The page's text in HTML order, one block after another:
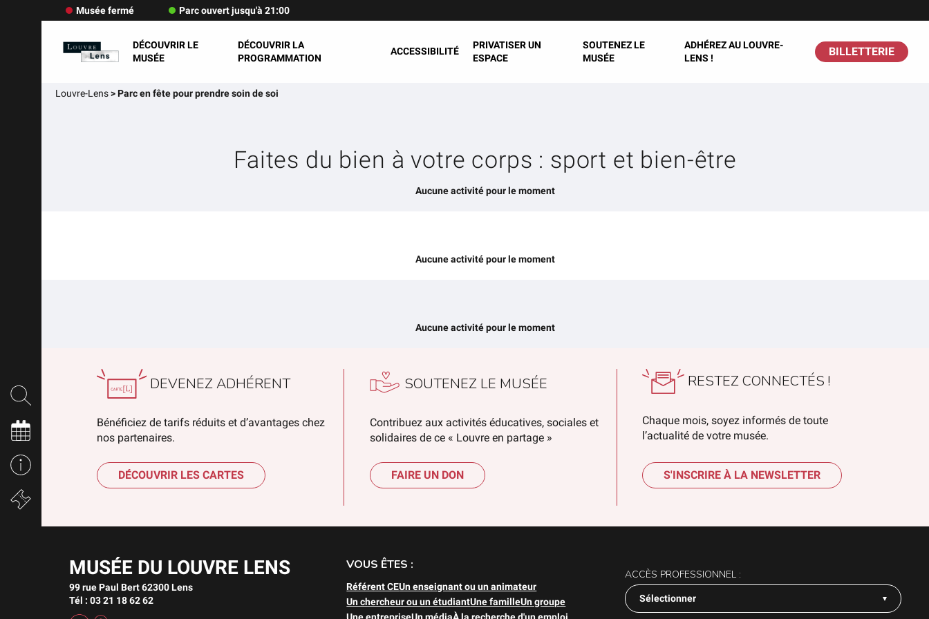
Musée fermé Parc ouvert jusqu'à 21:00
DÉCOUVRIR LE
MUSÉE
DÉCOUVRIR LA
PROGRAMMATION
ACCESSIBILITÉ
PRIVATISER UN
ESPACE
SOUTENEZ LE
MUSÉE
ADHÉREZ AU LOUVRE-
LENS !
BILLETTERIE
Louvre-Lens>Parc en fête pour prendre soin de soi
Faites du bien à votre corps : sport et bien-être
Aucune activité pour le moment
Aucune activité pour le moment
Aucune activité pour le moment
DEVENEZ ADHÉRENT
Bénéficiez de tarifs réduits et d’avantages chez
nos partenaires.
DÉCOUVRIR LES CARTES
SOUTENEZ LE MUSÉE
Contribuez aux activités éducatives, sociales et
solidaires de ce « Louvre en partage »
FAIRE UN DON
RESTEZ CONNECTÉS !
Chaque mois, soyez informés de toute
l’actualité de votre musée.
S'INSCRIRE À LA NEWSLETTER
MUSÉE DU LOUVRE LENS
99 rue Paul Bert 62300 Lens
Tél : 03 21 18 62 62
VOUS ÊTES :
Référent CEUn enseignant ou un animateur
Un chercheur ou un étudiantUne familleUn groupe
ACCÈS PROFESSIONNEL :
Sélectionner